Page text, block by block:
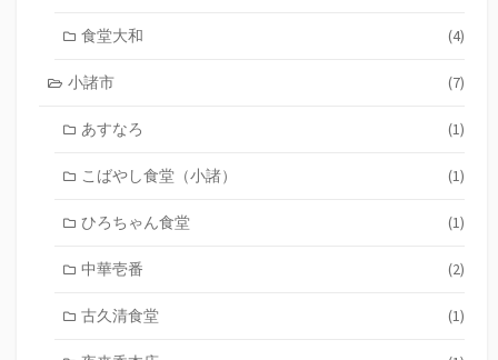
食堂大和 (4)
小諸市 (7)
あすなろ (1)
こばやし食堂（小諸） (1)
ひろちゃん食堂 (1)
中華壱番 (2)
古久清食堂 (1)